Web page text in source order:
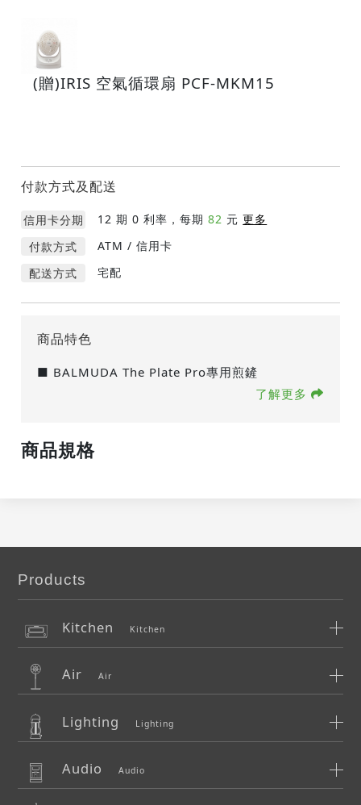
(贈)IRIS 空氣循環扇 PCF-MKM15
付款方式及配送
信用卡分期 12 期 0 利率，每期82 元更多
付款方式
ATM / 信用卡
配送方式
宅配
商品特色
■ BALMUDA The Plate Pro專用煎鏟
了解更多
商品規格
Products
Kitchen Kitchen
Air Air
Lighting Lighting
Audio Audio